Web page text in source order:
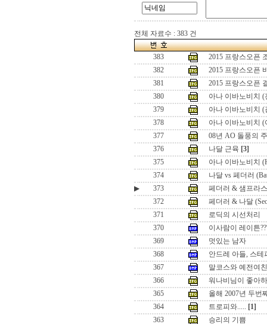
전체 자료수 : 383 건
383
2015 프랑스오픈
382
2015 프랑스오픈
381
2015 프랑스오픈
380
아나 이바노비치 (
379
아나 이바노비치
378
아나 이바노비치 (
377
08년 AO 돌풍의
376
나달 근육 [3]
375
아나 이바노비치
374
나달 vs 페더러
▶
373
페더러 & 샘프라
372
페더러 & 나달
371
로딕의 시선처리
370
이사람이 레이튼
369
멋있는 남자
368
안드레 아들, 스테
367
말코스와 예전여친
366
워나비님이 좋아
365
올해 2007년 두번
364
트로피와..... [1]
363
승리의 기쁨